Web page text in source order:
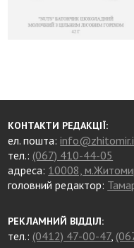
КОНТАКТИ РЕДАКЦІЇ:
ел. пошта:
тел.: (067) 410-44-05
адреса: 10008,
головний редактор:
РЕКЛАМНИЙ ВІДДІЛ:
тел.: (0412) 47-00-47,